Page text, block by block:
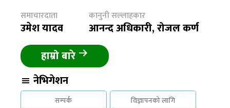
समाचारदाता
उमेश यादव
कानुनी सल्लाहकार
आनन्द अधिकारी, रोजल कर्ण
हाम्रो बारे
नेभिगेशन
सम्पर्क
विज्ञापनको लागि